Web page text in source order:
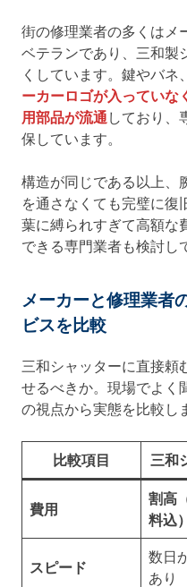
街の修理業者の多くはメ
ベテランであり、三和製
くしています。鍵やバネ
ーカーロゴが入っていな
用部品が流通しており、
保しています。
構造が同じである以上、
を通さなくても完璧に復
葉に縛られすぎて高額な
できる専門業者も検討し
メーカーと修理業者
ビスを比較
三和シャッターに直接頼
せるべきか。現場でよく
の視点から実態を比較し
比較項目 三和
費用
割高
料込）
スピード
数日
あり